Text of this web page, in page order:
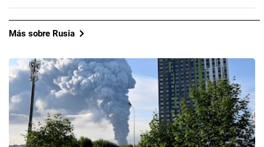
Más sobre Rusia